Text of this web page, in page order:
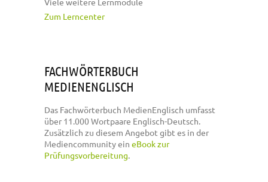
Zum Lerncenter
FACHWÖRTERBUCH
MEDIENENGLISCH
Das Fachwörterbuch MedienEnglisch umfasst
über 11.000 Wortpaare Englisch-Deutsch.
Zusätzlich zu diesem Angebot gibt es in der
Mediencommunity ein eBook zur
Prüfungsvorbereitung.